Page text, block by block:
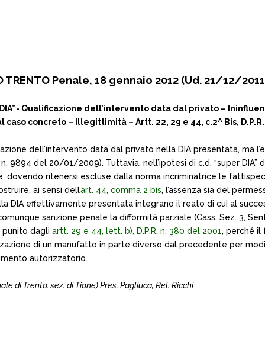
TRENTO Penale, 18 gennaio 2012 (Ud. 21/12/
DIA”- Qualificazione dell’intervento data dal privato –
concreto – Illegittimità – Artt. 22, 29 e 44, c.2^ Bis,
dell’intervento data dal privato nella DIA presentata, ma
del 20/01/2009). Tuttavia, nell’ipotesi di c.d. “super DIA” di
ritenersi escluse dalla norma incriminatrice le
ai sensi dell’art. 44, comma 2 bis, l’assenza sia del
DIA effettivamente presentata integrano il reato di cui al
sanzione penale la difformità parziale (Cass. Sez. 3,
punito dagli artt. 29 e 44, lett. b), D.P.R. n. 380 del 2001, perché
di un manufatto in parte diverso dal precedente per
autorizzatorio.
di Trento, sez. di Tione) Pres. Pagliuca, Rel. Ricchi